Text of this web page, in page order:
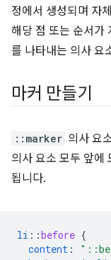
정에서 생성되며 자
해당 점 또는 순서가
를 나타내는 의사 요
마커 만들기
::marker 의사 요
의사 요소 모두 앞에
됩니다.
li ::before {
content :